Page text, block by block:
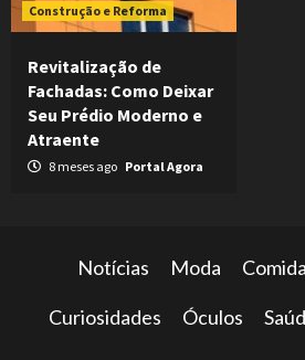
Construção e Reforma
Revitalização de
Fachadas: Como Deixar
Seu Prédio Moderno e
Atraente
8 meses ago Portal Agora
Notícias Moda
Curiosidades Óculos